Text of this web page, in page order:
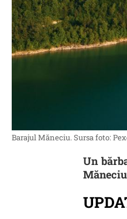
Barajul Măneciu. Sursa foto:
Un